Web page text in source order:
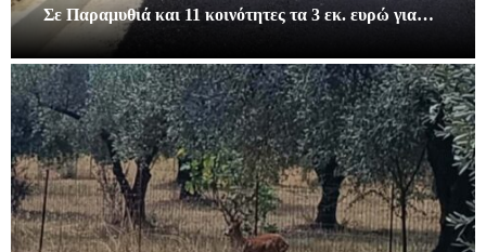
Σε Παραμυθιά και 11 κοινότητες τα 3 εκ. ευρώ για…